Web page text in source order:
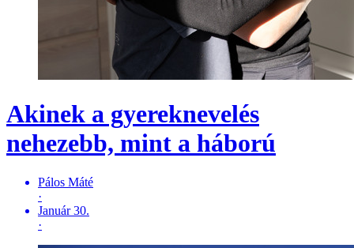
Akinek a gyereknevelés
nehezebb, mint a háború
Pálos Máté
·
Január 30.
·